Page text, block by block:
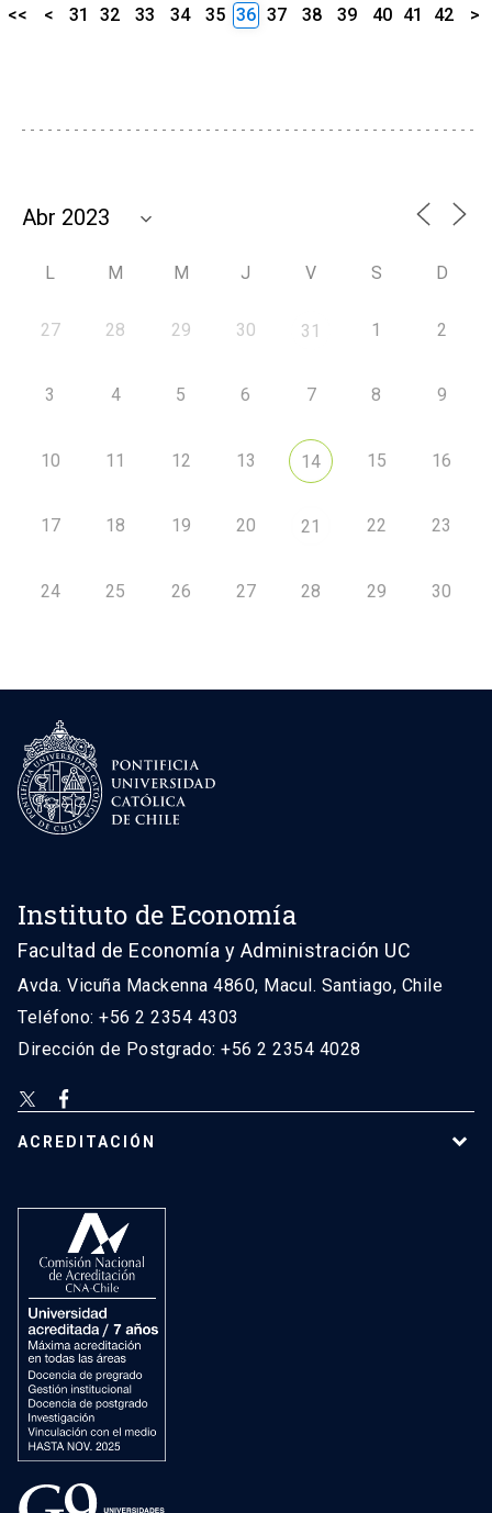
<< < 31 32 33 34 35 36 37 38 39 40 41 42 >
L M M J V S D
27 28 29 30 31 1 2
3 4 5 6 7 8 9
10 11 12 13 14 15 16
17 18 19 20 21 22 23
24 25 26 27 28 29 30
Instituto de Economía
Facultad de Economía y Administración UC
Avda. Vicuña Mackenna 4860, Macul. Santiago, Chile
Teléfono: +56 2 2354 4303
Dirección de Postgrado: +56 2 2354 4028
ACREDITACIÓN